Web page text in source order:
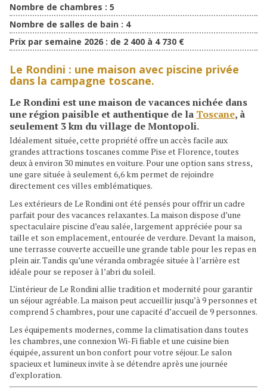
Nombre de chambres : 5
Nombre de salles de bain : 4
Prix par semaine 2026 : de 2 400 à 4 730 €
Le Rondini : une maison avec piscine privée
dans la campagne toscane.
Le Rondini est une maison de vacances nichée dans
une région paisible et authentique de la Toscane, à
seulement 3 km du village de Montopoli.
Idéalement située, cette propriété offre un accès facile aux
grandes attractions toscanes comme Pise et Florence, toutes
deux à environ 30 minutes en voiture. Pour une option sans stress,
une gare située à seulement 6,6 km permet de rejoindre
directement ces villes emblématiques.
Les extérieurs de Le Rondini ont été pensés pour offrir un cadre
parfait pour des vacances relaxantes. La maison dispose d’une
spectaculaire piscine d’eau salée, largement appréciée pour sa
taille et son emplacement, entourée de verdure. Devant la maison,
une terrasse couverte accueille une grande table pour les repas en
plein air. Tandis qu’une véranda ombragée située à l’arrière est
idéale pour se reposer à l’abri du soleil.
L’intérieur de Le Rondini allie tradition et modernité pour garantir
un séjour agréable. La maison peut accueillir jusqu’à 9 personnes et
comprend 5 chambres, pour une capacité d’accueil de 9 personnes.
Les équipements modernes, comme la climatisation dans toutes
les chambres, une connexion Wi-Fi fiable et une cuisine bien
équipée, assurent un bon confort pour votre séjour. Le salon
spacieux et lumineux invite à se détendre après une journée
d’exploration.